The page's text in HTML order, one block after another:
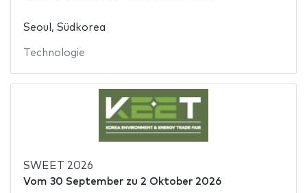
Seoul, Südkorea
Technologie
SWEET 2026
Vom 30 Septemberzu 2 Oktober 2026